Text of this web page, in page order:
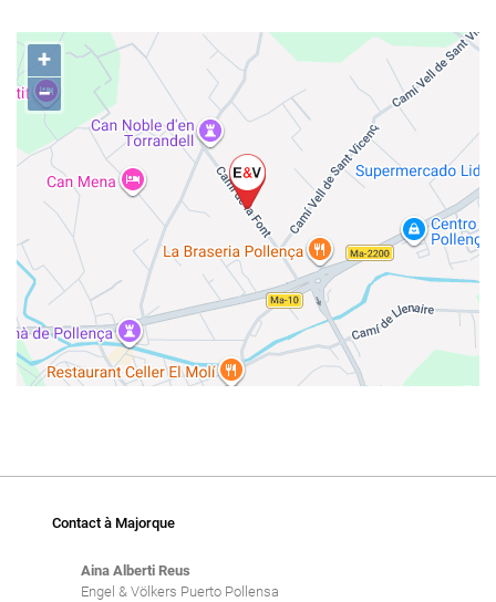
+
−
Contact à Majorque
Aina Alberti Reus
Engel & Völkers Puerto Pollensa